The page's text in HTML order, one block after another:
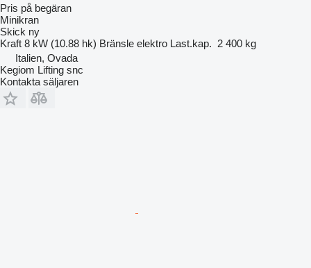
Pris på begäran
Minikran
Skick ny
Kraft 8 kW (10.88 hk) Bränsle elektro Last.kap. 2 400 kg
Italien, Ovada
Kegiom Lifting snc
Kontakta säljaren